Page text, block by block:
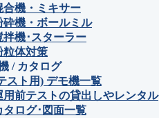
合機・ミキサー
砕機・ボールミル
拌機･スターラー
粒体対策
/ カタログ
スト用) デモ機一覧
用前テストの貸出しやレンタル
タログ･図面一覧